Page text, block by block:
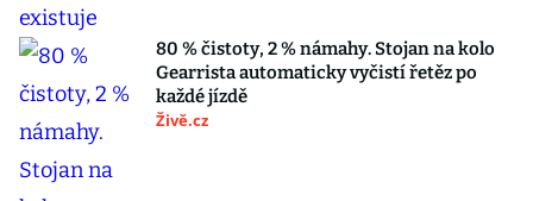
80 % čistoty, 2 % námahy. Stojan na kolo
Gearrista automaticky vyčistí řetěz po
každé jízdě
Živě.cz